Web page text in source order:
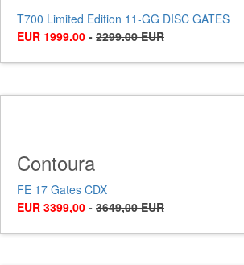
T700 Limited Edition 11-GG DISC GATES
EUR 1999.00 - 2299.00 EUR
Contoura
FE 17 Gates CDX
EUR 3399,00 - 3649,00 EUR